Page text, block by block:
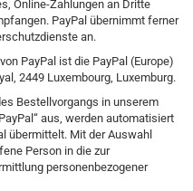
Online-Zahlungen an Dritte
PayPal übernimmt ferner
an.
PayPal ist die PayPal (Europe)
2449 Luxembourg, Luxemburg.
Bestellvorgangs in unserem
aus, werden automatisiert
übermittelt. Mit der Auswahl
Person in die zur
personenbezogener